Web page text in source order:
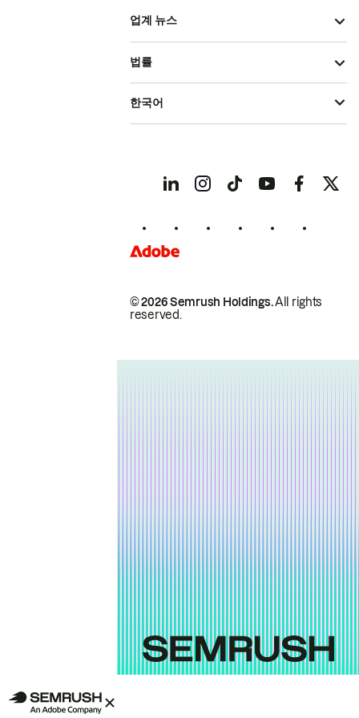
업계 뉴스
© 2026 Semrush Holdings.All rights
reserved.
법률
한국어